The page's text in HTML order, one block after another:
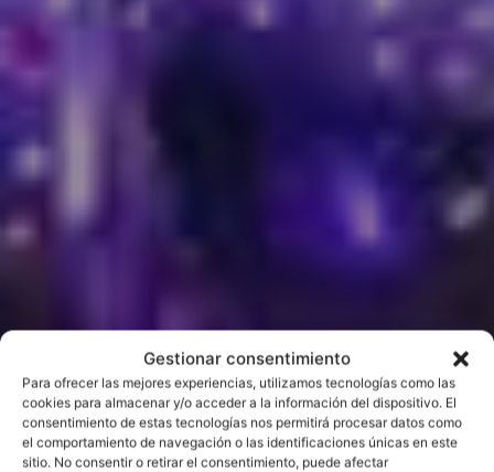
Gestionar consentimiento
Para ofrecer las mejores experiencias, utilizamos tecnologías como las
cookies para almacenar y/o acceder a la información del dispositivo. El
consentimiento de estas tecnologías nos permitirá procesar datos como
el comportamiento de navegación o las identificaciones únicas en este
sitio. No consentir o retirar el consentimiento, puede afectar